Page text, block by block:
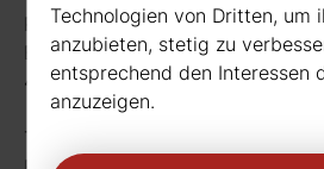
Rudat GmbH
Borussiastr. 26
44149 Dortmund
Telefon:
Technologien von Dritten, um
anzubieten, stetig zu
entsprechend den Interessen
anzuzeigen.